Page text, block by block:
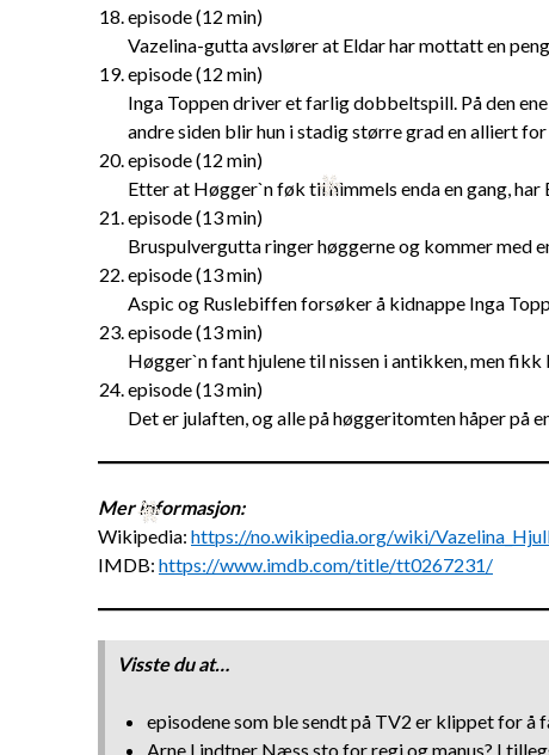
episode (12 min)
Vazelina-gutta avslører at Eldar har mottatt en
episode (12 min)
Inga Toppen driver et farlig dobbeltspill. På den
andre siden blir hun i stadig større grad en alliert for
episode (12 min)
Etter at Høgger`n føk til himmels enda en gang,
episode (13 min)
Bruspulvergutta ringer høggerne og kommer med
episode (13 min)
Aspic og Ruslebiffen forsøker å kidnappe Inga
episode (13 min)
Høgger`n fant hjulene til nissen i antikken, men fikk
episode (13 min)
Det er julaften, og alle på høggeritomten håper på
Mer informasjon:
Wikipedia: https://no.wikipedia.org/wiki/
IMDB: https://www.imdb.com/title/tt0267231/
Visste du at…
episodene som ble sendt på TV2 er klippet for å
Arne Lindtner Næss sto for regi og manus? I